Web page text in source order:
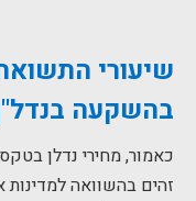
שיעורי
בהשקעה
כאמור, מחירי נדלן
זהים בהשוואה